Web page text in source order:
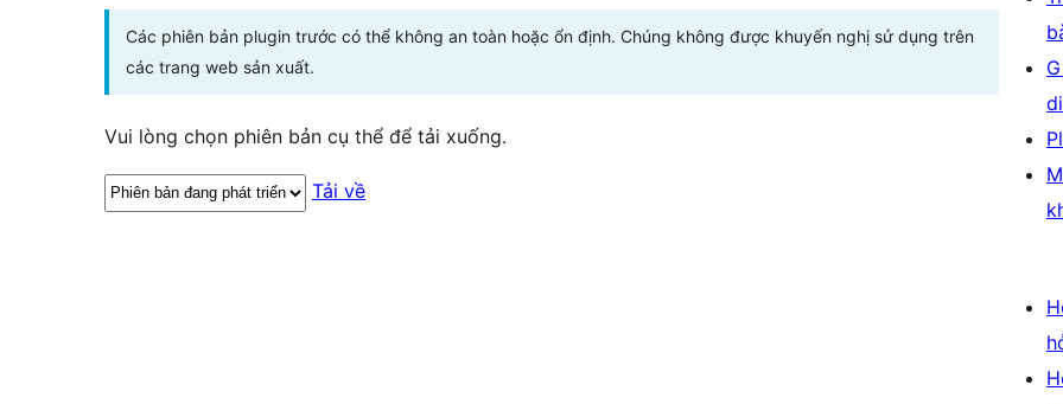
Các phiên bản plugin trước có thể không an toàn hoặc ổn định. Chúng không được khuyến nghị sử dụng trên
các trang web sản xuất.
Vui lòng chọn phiên bản cụ thể để tải xuống.
Tải về